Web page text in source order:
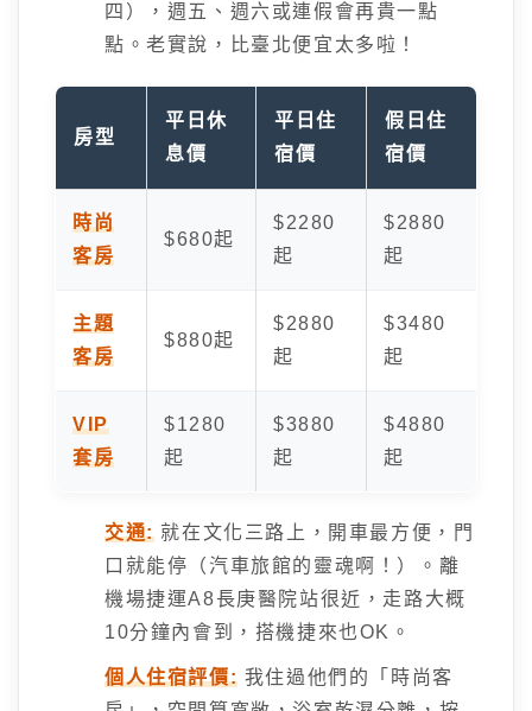
四），週五、週六或連假會再貴一點
點。老實說，比臺北便宜太多啦！
房型
平日休
息價
平日住
宿價
假日住
宿價
時尚
客房
$680起
$2280
起
$2880
起
主題
客房
$880起
$2880
起
$3480
起
VIP
套房
$1280
起
$3880
起
$4880
起
交通:就在文化三路上，開車最方便，門
口就能停（汽車旅館的靈魂啊！）。離
機場捷運A8長庚醫院站很近，走路大概
10分鐘內會到，搭機捷來也OK。
個人住宿評價: 我住過他們的「時尚客